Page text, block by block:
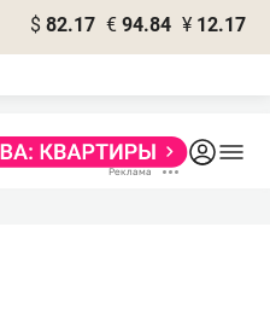
$ 82.17 € 94.84 ¥ 12.17